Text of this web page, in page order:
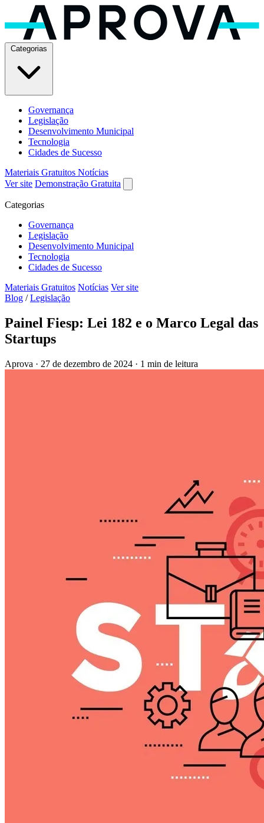
Governança
Legislação
Desenvolvimento Municipal
Tecnologia
Cidades de Sucesso
Materiais Gratuitos Notícias
Ver site Demonstração Gratuita
Categorias
Governança
Legislação
Desenvolvimento Municipal
Tecnologia
Cidades de Sucesso
Materiais Gratuitos Notícias Ver site
Blog / Legislação
Painel Fiesp: Lei 182 e o Marco Legal das
Startups
Aprova · 27 de dezembro de 2024 · 1 min de leitura